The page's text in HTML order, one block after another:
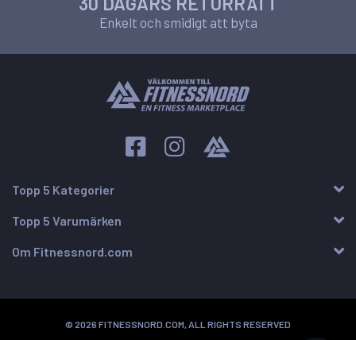
Enkelt och smidigt att byta
Topp 5 Kategorier
Topp 5 Varumärken
Om Fitnessnord.com
© 2026 FITNESSNORD.COM, ALL RIGHTS RESERVED